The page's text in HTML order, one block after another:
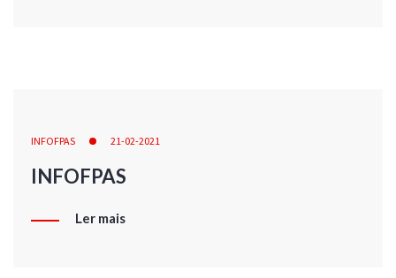
INFOFPAS 21-02-2021
INFOFPAS
Ler mais